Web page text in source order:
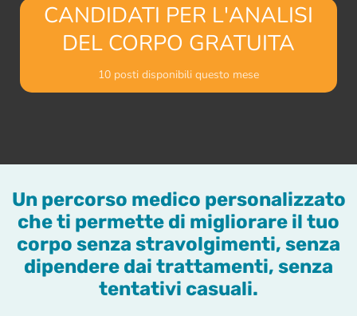
CANDIDATI PER L'ANALISI
DEL CORPO GRATUITA
10 posti disponibili questo mese
Un percorso medico personalizzato
che ti permette di migliorare il tuo
corpo senza stravolgimenti, senza
dipendere dai trattamenti, senza
tentativi casuali.